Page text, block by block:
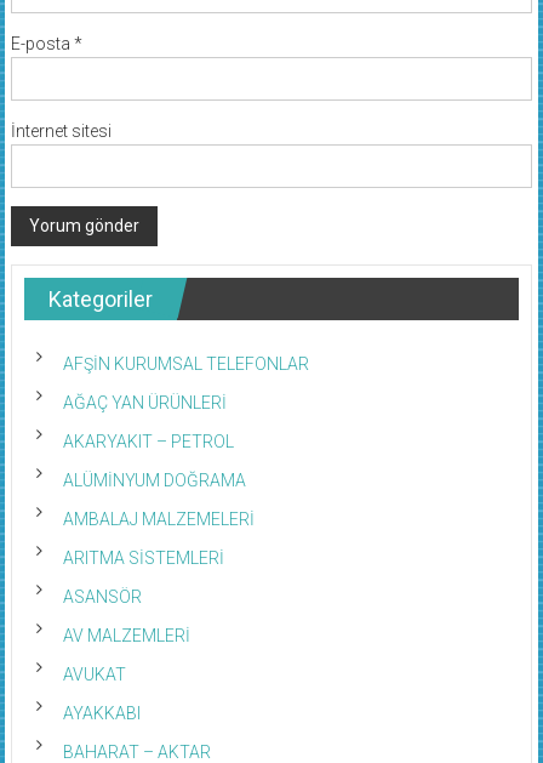
E-posta *
İnternet sitesi
Kategoriler
AFŞİN KURUMSAL TELEFONLAR
AĞAÇ YAN ÜRÜNLERİ
AKARYAKIT – PETROL
ALÜMİNYUM DOĞRAMA
AMBALAJ MALZEMELERİ
ARITMA SİSTEMLERİ
ASANSÖR
AV MALZEMLERİ
AVUKAT
AYAKKABI
BAHARAT – AKTAR